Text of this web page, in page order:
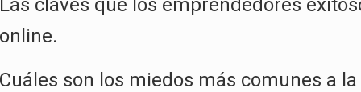
claves que los emprendedores
son los miedos más comunes a